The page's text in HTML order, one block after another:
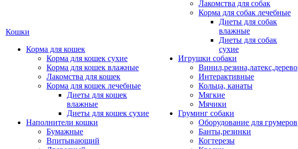
Кошки
Корма для кошек
Корма для кошек сухие
Корма для кошек влажные
Лакомства для кошек
Корма для кошек лечебные
Диеты для кошек
влажные
Диеты для кошек сухие
Наполнители кошки
Бумажные
Впитывающий
Лакомства для собак
Корма для собак лечебные
Диеты для собак
влажные
Диеты для собак
сухие
Игрушки собаки
Винил,резина,латекс,дерево
Интерактивные
Кольца, канаты
Мягкие
Мячики
Груминг собаки
Оборудование для грумеров
Банты,резинки
Когтерезы